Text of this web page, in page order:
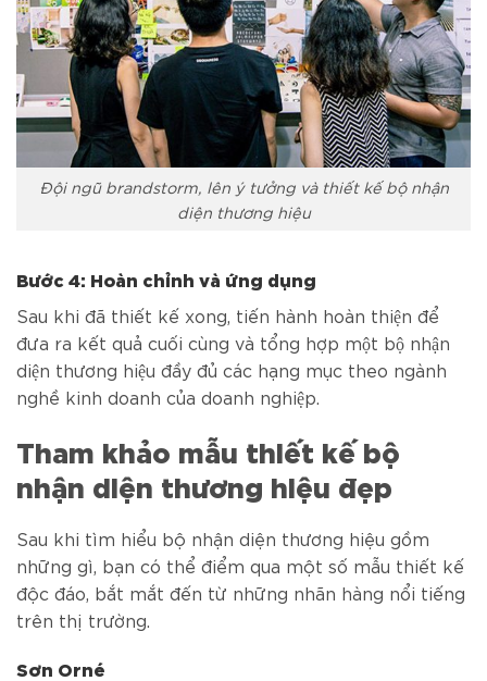
Đội ngũ brandstorm, lên ý tưởng và thiết kế bộ nhận
diện thương hiệu
Bước 4: Hoàn chỉnh và ứng dụng
Sau khi đã thiết kế xong, tiến hành hoàn thiện để
đưa ra kết quả cuối cùng và tổng hợp một bộ nhận
diện thương hiệu đầy đủ các hạng mục theo ngành
nghề kinh doanh của doanh nghiệp.
Tham khảo mẫu thiết kế bộ
nhận diện thương hiệu đẹp
Sau khi tìm hiểu bộ nhận diện thương hiệu gồm
những gì, bạn có thể điểm qua một số mẫu thiết kế
độc đáo, bắt mắt đến từ những nhãn hàng nổi tiếng
trên thị trường.
Sơn Orné